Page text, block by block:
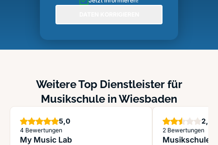
Weitere Top Dienstleister für
Musikschule in Wiesbaden
5,0Sterne
4 Bewertungen
My Music Lab
2,5
2 Bewertungen
Musikschule